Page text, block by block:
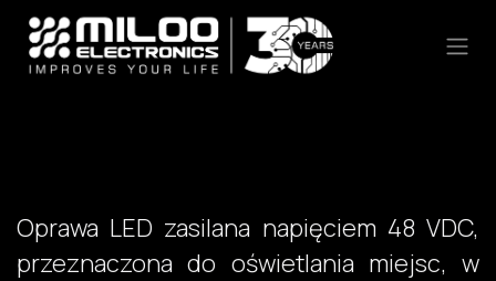
Skip to Content
Oprawa LED zasilana napięciem 48 VDC,
przeznaczona do oświetlania miejsc, w